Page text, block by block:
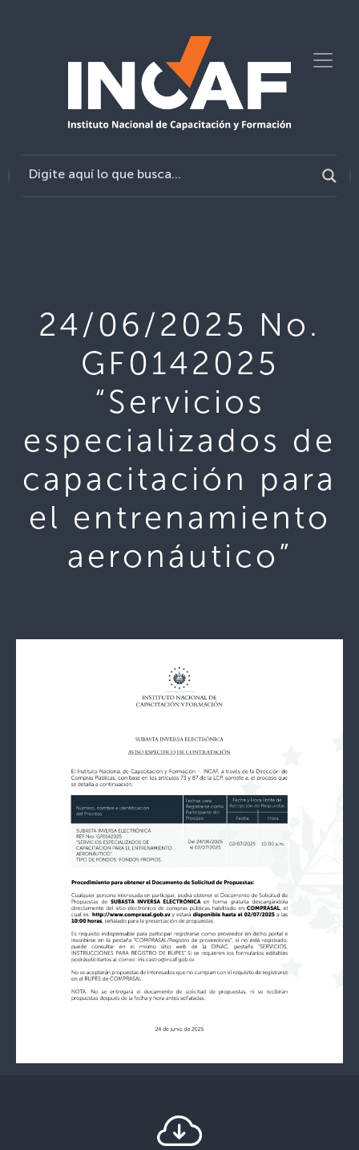
24/06/2025 No.
GF0142025
“Servicios
especializados de
capacitación para
el entrenamiento
aeronáutico”